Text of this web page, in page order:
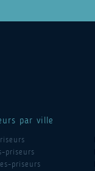
par ville
priseurs
priseurs